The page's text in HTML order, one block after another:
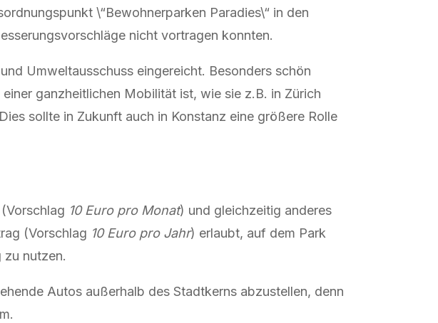
\“Bewohnerparken Paradies\“ in den
nicht vortragen konnten.
Umweltausschuss eingereicht. Besonders schön
ganzheitlichen Mobilität ist, wie sie z.B. in Zürich
sollte in Zukunft auch in Konstanz eine größere Rolle
(Vorschlag 10 Euro pro Monat) und gleichzeitig anderes
(Vorschlag 10 Euro pro Jahr) erlaubt, auf dem Park
zu nutzen.
Autos außerhalb des Stadtkerns abzustellen, denn